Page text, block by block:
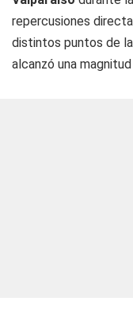
repercusiones
distintos puntos de
alcanzó una